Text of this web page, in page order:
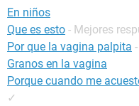
En niños
Que es esto - Mejores
Por que la vagina palpita
Granos en la vagina
Porque cuando me
✓